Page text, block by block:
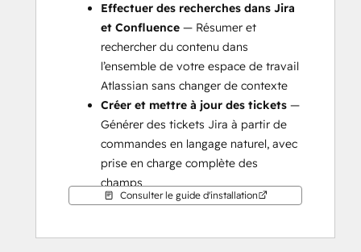
Effectuer des recherches dans Jira
et Confluence — Résumer et
rechercher du contenu dans
l’ensemble de votre espace de travail
Atlassian sans changer de contexte
Créer et mettre à jour des tickets —
Générer des tickets Jira à partir de
commandes en langage naturel, avec
prise en charge complète des
champs
Gérer les pages Confluence — Créer,
documentation directement depuis
Consulter le guide d'installation